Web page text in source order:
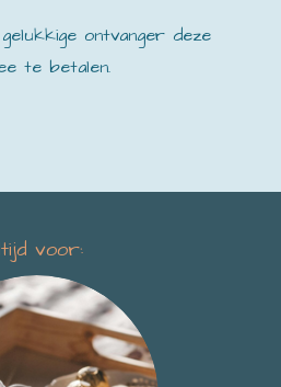
ontvanger deze
te betalen.
voor: